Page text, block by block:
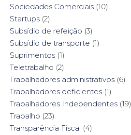
Sociedades Comerciais (10)
Startups (2)
Subsídio de refeição (3)
Subsídio de transporte (1)
Suprimentos (1)
Teletrabalho (2)
Trabalhadores administrativos (6)
Trabalhadores deficientes (1)
Trabalhadores Independentes (19)
Trabalho (23)
Transparência Fiscal (4)